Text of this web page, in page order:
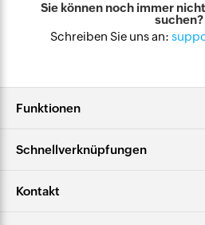
Sie können noch immer
suchen?
Schreiben Sie uns an:
Funktionen
Schnellverknüpfungen
Kontakt